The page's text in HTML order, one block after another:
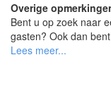
Overige
Bent u op zoek naar
gasten? Ook dan
Vraag ons naar de